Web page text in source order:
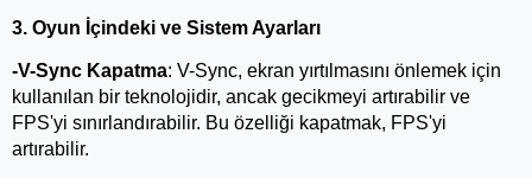
3. Oyun İçindeki ve Sistem Ayarları
-V-Sync Kapatma: V-Sync, ekran yırtılmasını önlemek için
kullanılan bir teknolojidir, ancak gecikmeyi artırabilir ve
FPS'yi sınırlandırabilir. Bu özelliği kapatmak, FPS'yi
artırabilir.